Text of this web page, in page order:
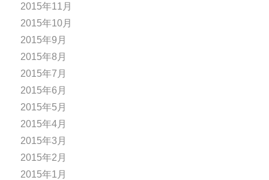
2015年11月
2015年10月
2015年9月
2015年8月
2015年7月
2015年6月
2015年5月
2015年4月
2015年3月
2015年2月
2015年1月